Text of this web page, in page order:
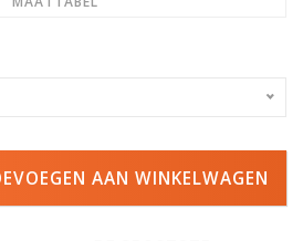
AAN WINKELWAGEN